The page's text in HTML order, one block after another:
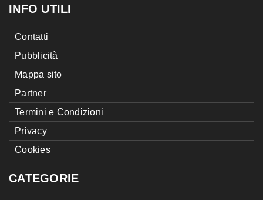
INFO UTILI
Contatti
Pubblicità
Mappa sito
Partner
Termini e Condizioni
Privacy
Cookies
CATEGORIE